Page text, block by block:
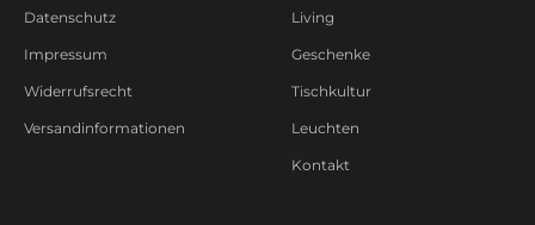
Datenschutz
Impressum
Widerrufsrecht
Versandinformationen
Living
Geschenke
Tischkultur
Leuchten
Kontakt